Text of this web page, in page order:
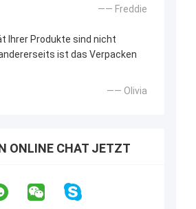
—— Freddie
Ihrer Produkte sind nicht
ist das Verpacken
—— Olivia
ONLINE CHAT JETZT